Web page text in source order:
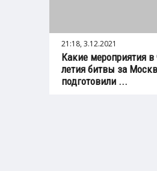
21:18, 3.12.2021
Какие мероприятия в
летия битвы за
подготовили ...